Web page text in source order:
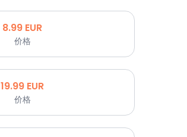
8.99 EUR
价格
19.99 EUR
价格